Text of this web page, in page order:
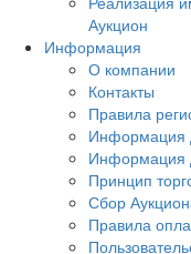
Аукцион
Информация
О компании
Контакты
Правила
Информация
Информация
Принцип
Сбор
Правила